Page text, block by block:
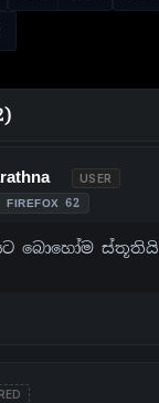
USER
FIREFOX 62
බොහෝම ස්තූතියි